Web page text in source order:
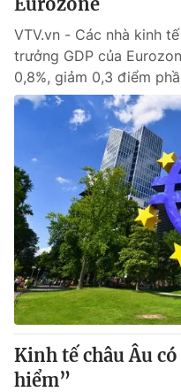
VTV.vn - Các nhà kinh
trưởng GDP của
0,8%, giảm 0,3 điểm
Kinh tế châu Âu
hiểm”